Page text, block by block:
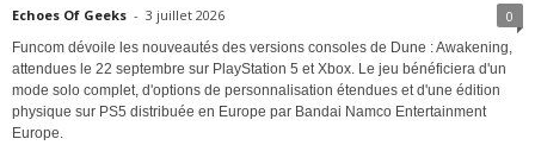
Echoes Of Geeks - 3 juillet 2026 0
Funcom dévoile les nouveautés des versions consoles de Dune : Awakening,
attendues le 22 septembre sur PlayStation 5 et Xbox. Le jeu bénéficiera d'un
mode solo complet, d'options de personnalisation étendues et d'une édition
physique sur PS5 distribuée en Europe par Bandai Namco Entertainment
Europe.